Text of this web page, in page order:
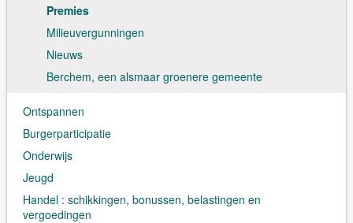
Premies
Milieuvergunningen
Nieuws
Berchem, een alsmaar groenere gemeente
Ontspannen
Burgerparticipatie
Onderwijs
Jeugd
Handel : schikkingen, bonussen, belastingen en
vergoedingen